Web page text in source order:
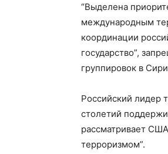
“Выделена
международным
координации
государство”,
группировок в
Российский лидер
столетий
рассматривает
терроризмом”.